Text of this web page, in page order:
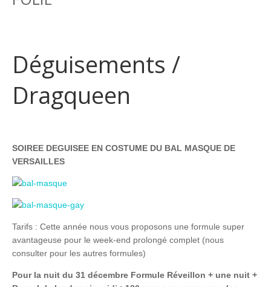
Déguisements /
Dragqueen
SOIREE DEGUISEE EN COSTUME DU BAL MASQUE DE
VERSAILLES
Tarifs : Cette année nous vous proposons une formule super
avantageuse pour le week-end prolongé complet (nous
consulter pour les autres formules)
Pour la nuit du 31 décembre Formule Réveillon + une nuit +